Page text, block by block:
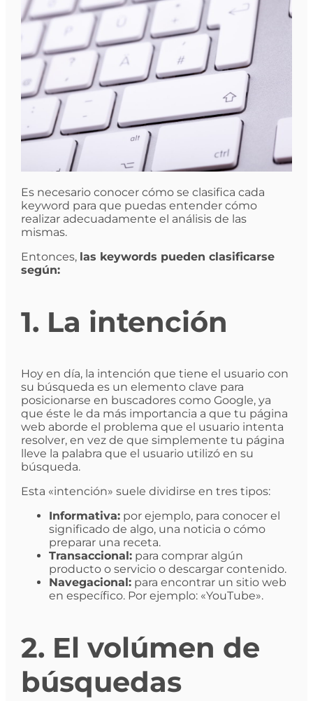
Es necesario conocer cómo se clasifica cada
keyword para que puedas entender cómo
realizar adecuadamente el análisis de las
mismas.
Entonces, las keywords pueden clasificarse
según:
1. La intención
Hoy en día, la intención que tiene el usuario con
su búsqueda es un elemento clave para
posicionarse en buscadores como Google, ya
que éste le da más importancia a que tu página
web aborde el problema que el usuario intenta
resolver, en vez de que simplemente tu página
lleve la palabra que el usuario utilizó en su
búsqueda.
Esta «intención» suele dividirse en tres tipos:
Informativa:por ejemplo, para conocer el
significado de algo, una noticia o cómo
preparar una receta.
Transaccional:para comprar algún
producto o servicio o descargar contenido.
Navegacional:para encontrar un sitio web
en específico. Por ejemplo: «YouTube».
2. El volúmen de
búsquedas